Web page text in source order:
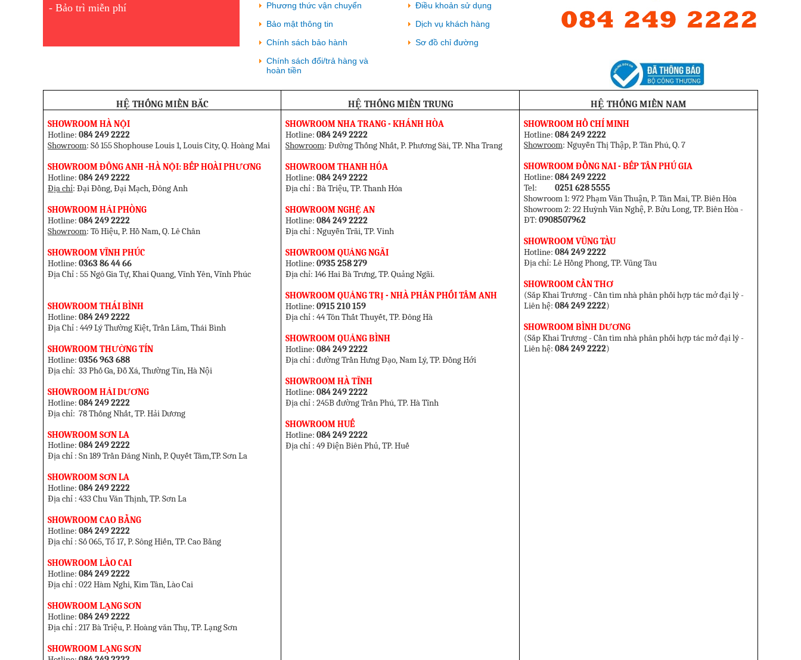
- Bảo trì miễn phí
Phương thức vận chuyển
Bảo mật thông tin
Chính sách bảo hành
Chính sách đổi/trả hàng và
hoàn tiền
Điều khoản sử dụng
Dịch vụ khách hàng
Sơ đồ chỉ đường
HỆ THỐNG MIỀN BẮC HỆ THỐNG MIỀN TRUNG
HỆ THỐNG MIỀN NAM
SHOWROOM HÀ NỘI
Hotline:084 249 2222
Showroom: Số 155 Shophouse Louis 1, Louis City, Q. Hoàng Mai
SHOWROOM ĐÔNG ANH -HÀ NỘI: BẾP HOÀI PHƯƠNG
Hotline:084 249 2222
Địa chỉ: Đại Đồng, Đại Mạch, Đông Anh
SHOWROOM HẢI PHÒNG
Hotline:084 249 2222
Showroom: Tô Hiệu, P. Hồ Nam, Q. Lê Chân
SHOWROOM VĨNH PHÚC
Hotline:0363 86 44 66
Địa Chỉ : 55 Ngô Gia Tự, Khai Quang, Vĩnh Yên, Vĩnh Phúc
SHOWROOM THÁI BÌNH
Hotline:084 249 2222
Địa Chỉ : 449 Lý Thường Kiệt, Trần Lãm, Thái Bình
SHOWROOM THƯỜNG TÍN
Hotline:0356 963 688
Địa chỉ: 33 Phố Ga, Đỗ Xá, Thường Tín, Hà Nội
SHOWROOM HẢI DƯƠNG
Hotline:084 249 2222
Địa chỉ: 78 Thống Nhất, TP. Hải Dương
SHOWROOM SƠN LA
Hotline:084 249 2222
Địa chỉ : Sn 189 Trần Đăng Ninh, P. Quyết Tâm,TP. Sơn La
SHOWROOM SƠN LA
Hotline:084 249 2222
Địa chỉ : 433 Chu Văn Thịnh,TP. Sơn La
SHOWROOM CAO BẰNG
Hotline:084 249 2222
Địa chỉ : Số 065, Tổ 17, P. Sông Hiến, TP. Cao Bằng
SHOWROOM LÀO CAI
Hotline:084 249 2222
Địa chỉ : 022 Hàm Nghi, Kim Tân, Lào Cai
SHOWROOM LẠNG SƠN
Hotline:084 249 2222
Địa chỉ : 217 Bà Triệu, P. Hoàng văn Thụ, TP. Lạng Sơn
SHOWROOM LẠNG SƠN
SHOWROOM NHA TRANG - KHÁNH HÒA
Hotline:084 249 2222
Showroom: Đường Thống Nhất, P. Phương Sài, TP. Nha Trang
SHOWROOM THANH HÓA
Hotline:084 249 2222
Địa chỉ : Bà Triệu, TP. Thanh Hóa
SHOWROOM NGHỆ AN
Hotline:084 249 2222
Địa chỉ : Nguyễn Trãi, TP. Vinh
SHOWROOM QUẢNG NGÃI
Hotline:0935 258 279
Địa chỉ: 146 Hai Bà Trưng, TP. Quảng Ngãi.
SHOWROOM QUẢNG TRỊ - NHÀ PHÂN PHỐI TÂM ANH
Hotline:0915 210 159
Địa chỉ : 44 Tôn Thất Thuyết, TP. Đông Hà
SHOWROOM QUẢNG BÌNH
Hotline:084 249 2222
Địa chỉ : đường Trần Hưng Đạo, Nam Lý, TP. Đồng Hới
SHOWROOM HÀ TĨNH
Hotline:084 249 2222
Địa chỉ : 245B đường Trần Phú, TP. Hà Tĩnh
SHOWROOM HUẾ
Hotline:084 249 2222
Địa chỉ : 49 Điện Biên Phủ, TP. Huế
SHOWROOM HỒ CHÍ MINH
Hotline:084 249 2222
Showroom: Nguyễn Thị Thập, P. Tân Phú, Q. 7
SHOWROOM ĐỒNG NAI - BẾP TÂN PHÚ GIA
Hotline:084 249 2222
Tel:0251 628 5555
Showroom 1: 972 Phạm Văn Thuận, P. Tân Mai, TP. Biên Hòa
Showroom 2: 22 Huỳnh Văn Nghệ, P. Bửu Long, TP. Biên Hòa -
ĐT:0908507962
SHOWROOM VŨNG TÀU
Hotline:084 249 2222
Địa chỉ: Lê Hồng Phong, TP. Vũng Tàu
SHOWROOM CẦN THƠ
(Sắp Khai Trương - Cần tìm nhà phân phối hợp tác mở đại lý -
Liên hệ:084 249 2222)
SHOWROOM BÌNH DƯƠNG
(Sắp Khai Trương - Cần tìm nhà phân phối hợp tác mở đại lý -
Liên hệ:084 249 2222)